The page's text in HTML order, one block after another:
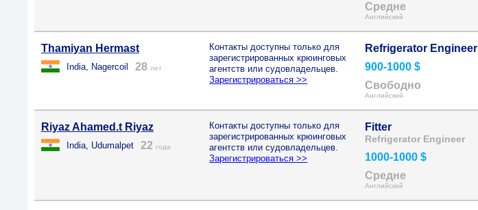
Средне
Английский
Thamiyan Hermast
India, Nagercoil 28 лет
Контакты доступны только для
зарегистрированных крюинговых
агентств или судовладельцев.
Зарегистрироваться >>
Refrigerator Engineer
900-1000 $
Свободно
Английский
Riyaz Ahamed.t Riyaz
India, Udumalpet 22 года
Контакты доступны только для
зарегистрированных крюинговых
агентств или судовладельцев.
Зарегистрироваться >>
Fitter
Refrigerator Engineer
1000-1000 $
Средне
Английский